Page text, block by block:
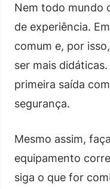
Nem todo mundo
de experiência.
comum e, por
ser mais
primeira saída
segurança.
Mesmo assim,
equipamento
siga o que for